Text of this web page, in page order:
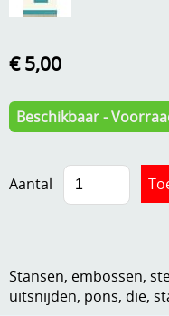
Andere
DVD-CD
Handige extra's
Hout , MDF,
Kleurmateriaal-
Info
Anders creatief
Gastenboek
€ 5,00
Beschikbaar -
Aantal
Stansen, embossen,
uitsnijden, pons, die,